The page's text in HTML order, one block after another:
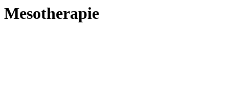
Mesotherapie